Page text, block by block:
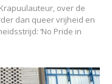
over de
dan queer vrijheid en
‘No Pride in